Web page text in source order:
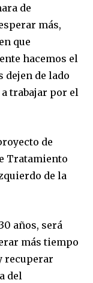
of the
on our website
we respect
de
más,
que
hacemos el
dejen de lado
trabajar por el
de
Tratamiento
de la
años, será
más tiempo
recuperar
del